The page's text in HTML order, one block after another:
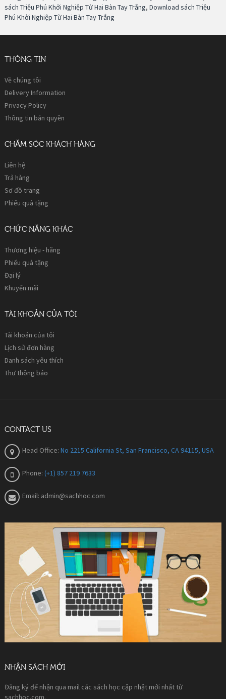
sách Triệu Phú Khởi Nghiệp Từ Hai Bàn Tay Trắng, Download sách Triệu
Phú Khởi Nghiệp Từ Hai Bàn Tay Trắng
THÔNG TIN
Về chúng tôi
Delivery Information
Privacy Policy
Thông tin bản quyền
CHĂM SÓC KHÁCH HÀNG
Liên hệ
Trả hàng
Sơ đồ trang
Phiếu quà tặng
CHỨC NĂNG KHÁC
Thương hiệu - hãng
Phiếu quà tặng
Đại lý
Khuyến mãi
TÀI KHOẢN CỦA TÔI
Tài khoản của tôi
Lịch sử đơn hàng
Danh sách yêu thích
Thư thông báo
CONTACT US
Head Office: No 2215 California St, San Francisco, CA 94115, USA
Phone: (+1) 857 219 7633
Email: admin@sachhoc.com
NHẬN SÁCH MỚI
Đăng ký để nhận qua mail các sách học cập nhật mới nhất từ
sachhoc.com.